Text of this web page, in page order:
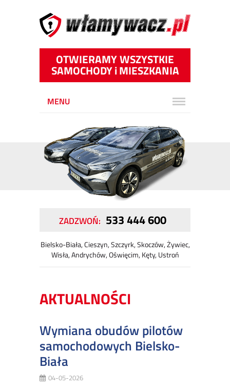
OTWIERAMY WSZYSTKIE
SAMOCHODYiMIESZKANIA
MENU
533 444 600
Bielsko-Biała, Cieszyn, Szczyrk, Skoczów, Żywiec,
Wisła, Andrychów, Oświęcim, Kęty, Ustroń
AKTUALNOŚCI
Wymiana obudów pilotów
samochodowych Bielsko-
Biała
04-05-2026